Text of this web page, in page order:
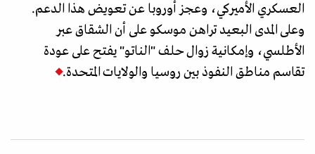
العسكري الأميركي، وعجز أوروبا عن تعويض هذا الدعم.
وعلى المدى البعيد تراهن موسكو على أن الشقاق عبر
الأطلسي، وإمكانية زوال حلف "الناتو" يفتح على عودة
تقاسم مناطق النفوذ بين روسيا والولايات المتحدة.